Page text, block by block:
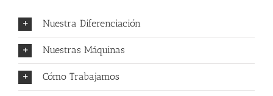
Nuestra Diferenciación
Nuestras Máquinas
Cómo Trabajamos